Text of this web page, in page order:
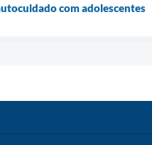
com adolescentes